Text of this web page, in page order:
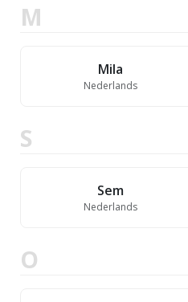
M
Mila
Nederlands
S
Sem
Nederlands
O